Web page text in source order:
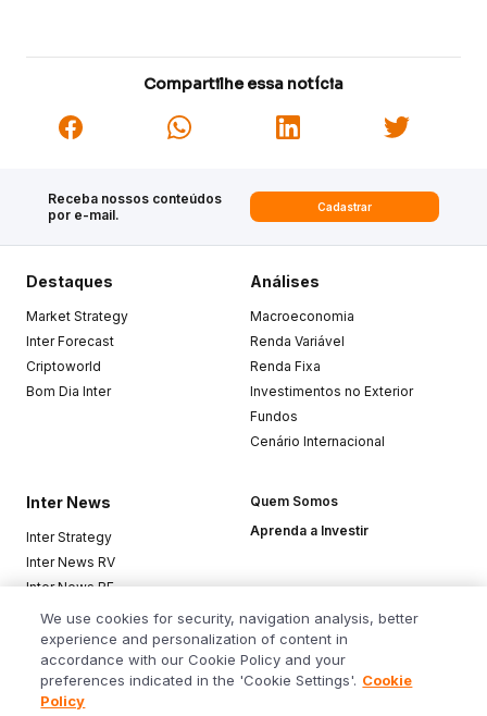
Compartilhe essa notícia
Receba nossos conteúdos
por e-mail.
Cadastrar
Destaques
Market Strategy
Inter Forecast
Criptoworld
Bom Dia Inter
Análises
Macroeconomia
Renda Variável
Renda Fixa
Investimentos no Exterior
Fundos
Cenário Internacional
Inter News
Inter Strategy
Inter News RV
Inter News RF
Top Funds
Quem Somos
Aprenda a Investir
Baixe o app
We use cookies for security, navigation analysis, better
experience and personalization of content in
accordance with our Cookie Policy and your
preferences indicated in the 'Cookie Settings'. Cookie
Policy